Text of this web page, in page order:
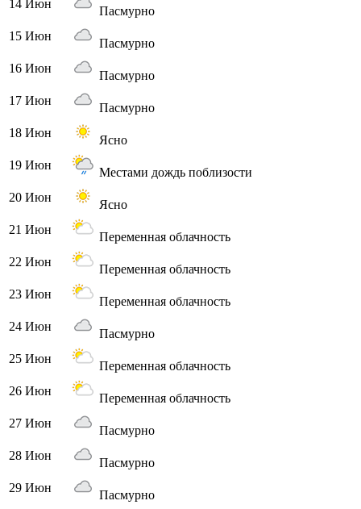
14 Июн
Пасмурно
15 Июн
Пасмурно
16 Июн
Пасмурно
17 Июн
Пасмурно
18 Июн
Ясно
19 Июн
Местами дождь поблизости
20 Июн
Ясно
21 Июн
Переменная облачность
22 Июн
Переменная облачность
23 Июн
Переменная облачность
24 Июн
Пасмурно
25 Июн
Переменная облачность
26 Июн
Переменная облачность
27 Июн
Пасмурно
28 Июн
Пасмурно
29 Июн
Пасмурно